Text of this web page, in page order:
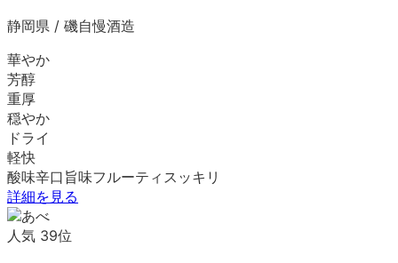
静岡県 / 磯自慢酒造
華やか
芳醇
重厚
穏やか
ドライ
軽快
酸味辛口 旨味フルーティ スッキリ
詳細を見る
人気 39位